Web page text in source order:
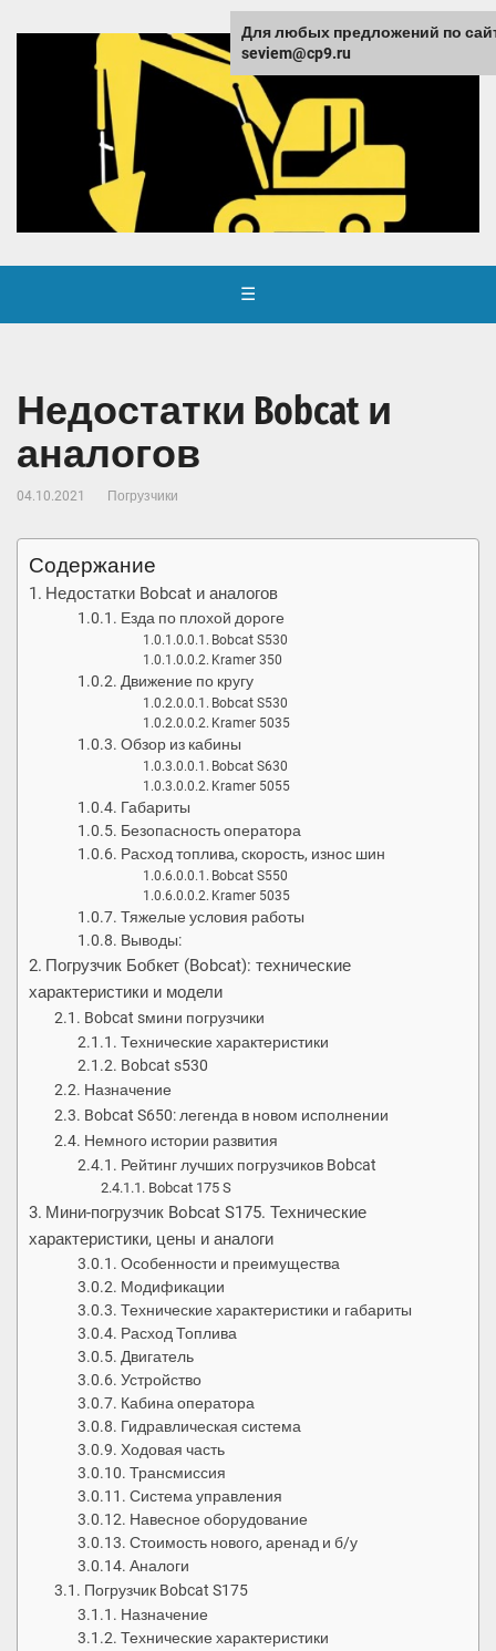
☰
Недостатки Bobcat и
аналогов
04.10.2021 Погрузчики
Содержание
Недостатки Bobcat и аналогов
Езда по плохой дороге
Bobcat S530
Kramer 350
Движение по кругу
Bobcat S530
Kramer 5035
Обзор из кабины
Bobcat S630
Kramer 5055
Габариты
Безопасность оператора
Расход топлива, скорость, износ шин
Bobcat S550
Kramer 5035
Тяжелые условия работы
Выводы:
Погрузчик Бобкет (Bobcat): технические
характеристики и модели
Bobcat sмини погрузчики
Технические характеристики
Bobcat s530
Назначение
Bobcat S650: легенда в новом исполнении
Немного истории развития
Рейтинг лучших погрузчиков Bobcat
Bobcat 175 S
Мини-погрузчик Bobcat S175. Технические
характеристики, цены и аналоги
Особенности и преимущества
Модификации
Технические характеристики и габариты
Расход Топлива
Двигатель
Устройство
Кабина оператора
Гидравлическая система
Ходовая часть
Трансмиссия
Система управления
Навесное оборудование
Стоимость нового, аренад и б/у
Аналоги
Погрузчик Bobcat S175
Назначение
Технические характеристики
Для любых предложений по
seviem@cp9.ru